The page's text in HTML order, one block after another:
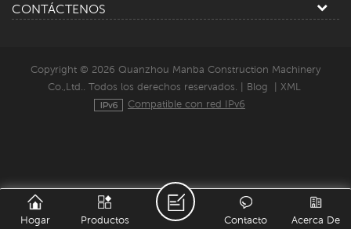
CONTÁCTENOS
Copyright © 2026 Quanzhou Manba Construction Machinery
Co.,Ltd.. Todos los derechos reservados. |
Blog
XML
Compatible con red IPv6
Hogar Productos Acerca De
Contacto